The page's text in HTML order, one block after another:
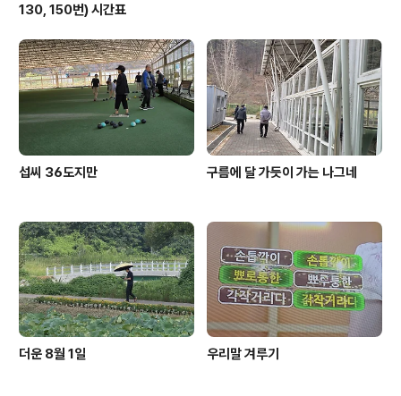
130, 150번) 시간표
섭씨 36도지만 구름에 달 가듯이 가는 나그네
더운 8월 1일 우리말 겨루기